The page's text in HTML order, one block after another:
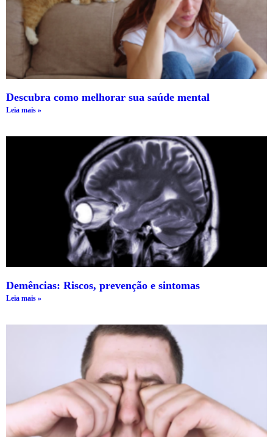
Descubra como melhorar sua saúde mental
Leia mais »
Demências: Riscos, prevenção e sintomas
Leia mais »